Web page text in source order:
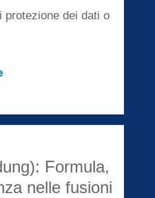
dei dati o
Formula,
nelle fusioni